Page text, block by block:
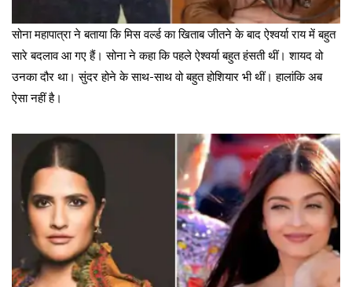
सोना महापात्रा ने बताया कि मिस वर्ल्ड का खिताब जीतने के बाद ऐश्वर्या राय में बहुत
सारे बदलाव आ गए हैं। सोना ने कहा कि पहले ऐश्वर्या बहुत हंसती थीं। शायद वो
उनका दौर था। सुंदर होने के साथ-साथ वो बहुत होशियार भी थीं। हालांकि अब
ऐसा नहीं है।